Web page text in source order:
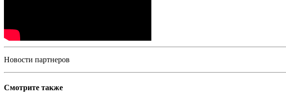
Новости партнеров
Смотрите также